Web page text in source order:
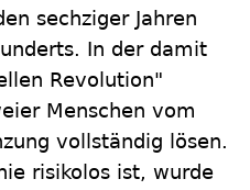
sechziger Jahren
In der damit
Revolution"
Menschen vom
vollständig lösen.
risikolos ist, wurde